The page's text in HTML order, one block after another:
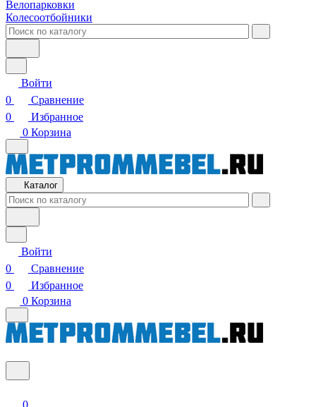
Велопарковки
Колесоотбойники
Войти
0
Сравнение
0
Избранное
0 Корзина
Каталог
Войти
0
Сравнение
0
Избранное
0 Корзина
0